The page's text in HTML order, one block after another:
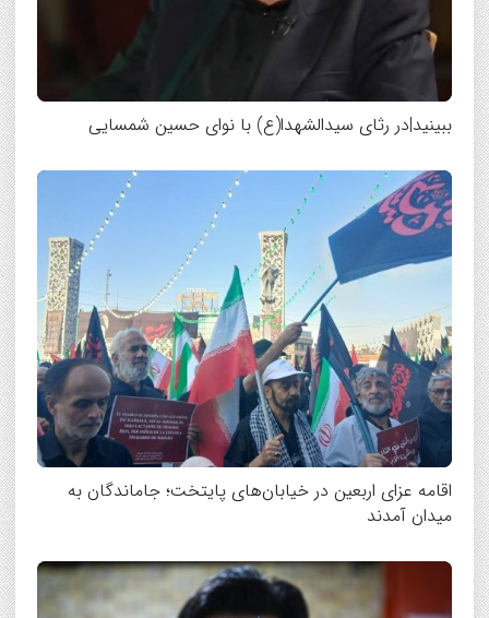
ببینید|در رثای سیدالشهدا(ع) با نوای حسین شمسایی
اقامه عزای اربعین در خیابان‌های پایتخت؛ جاماندگان به
میدان آمدند